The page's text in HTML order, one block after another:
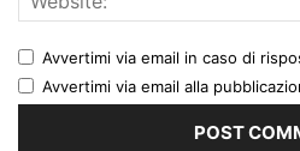
Avvertimi via email in caso di
Avvertimi via email alla